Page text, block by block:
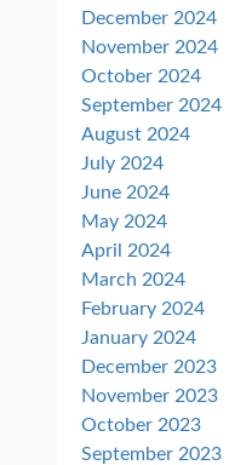
December 2024
November 2024
October 2024
September 2024
August 2024
July 2024
June 2024
May 2024
April 2024
March 2024
February 2024
January 2024
December 2023
November 2023
October 2023
September 2023